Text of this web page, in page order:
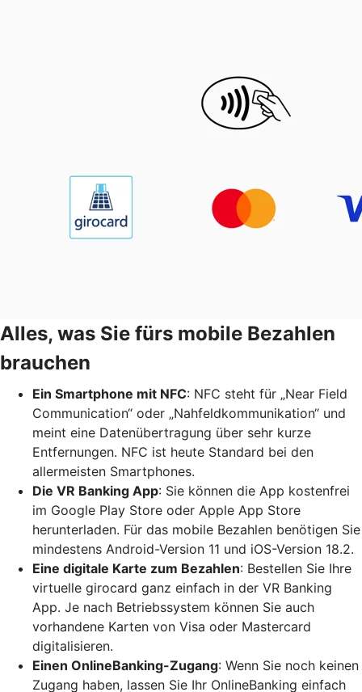
Alles, was Sie fürs mobile Bezahlen
brauchen
Ein Smartphone mit NFC: NFC steht für „Near Field
Communication“ oder „Nahfeldkommunikation“ und
meint eine Datenübertragung über sehr kurze
Entfernungen. NFC ist heute Standard bei den
allermeisten Smartphones.
Die VR Banking App: Sie können die App kostenfrei
im Google Play Store oder Apple App Store
herunterladen. Für das mobile Bezahlen benötigen Sie
mindestens Android-Version 11 und iOS-Version 18.2.
Eine digitale Karte zum Bezahlen: Bestellen Sie Ihre
virtuelle girocard ganz einfach in der VR Banking
App. Je nach Betriebssystem können Sie auch
vorhandene Karten von Visa oder Mastercard
digitalisieren.
Einen OnlineBanking-Zugang: Wenn Sie noch keinen
Zugang haben, lassen Sie Ihr OnlineBanking einfach